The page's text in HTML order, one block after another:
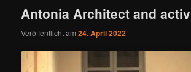
Antonia Architect and
Veröffentlicht am24. April 2022